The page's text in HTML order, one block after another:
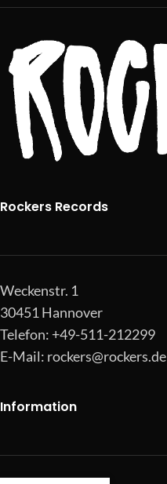
Rockers Records
Weckenstr. 1
30451 Hannover
Telefon: +49-511-212299
E-Mail: rockers@rockers.de
Information